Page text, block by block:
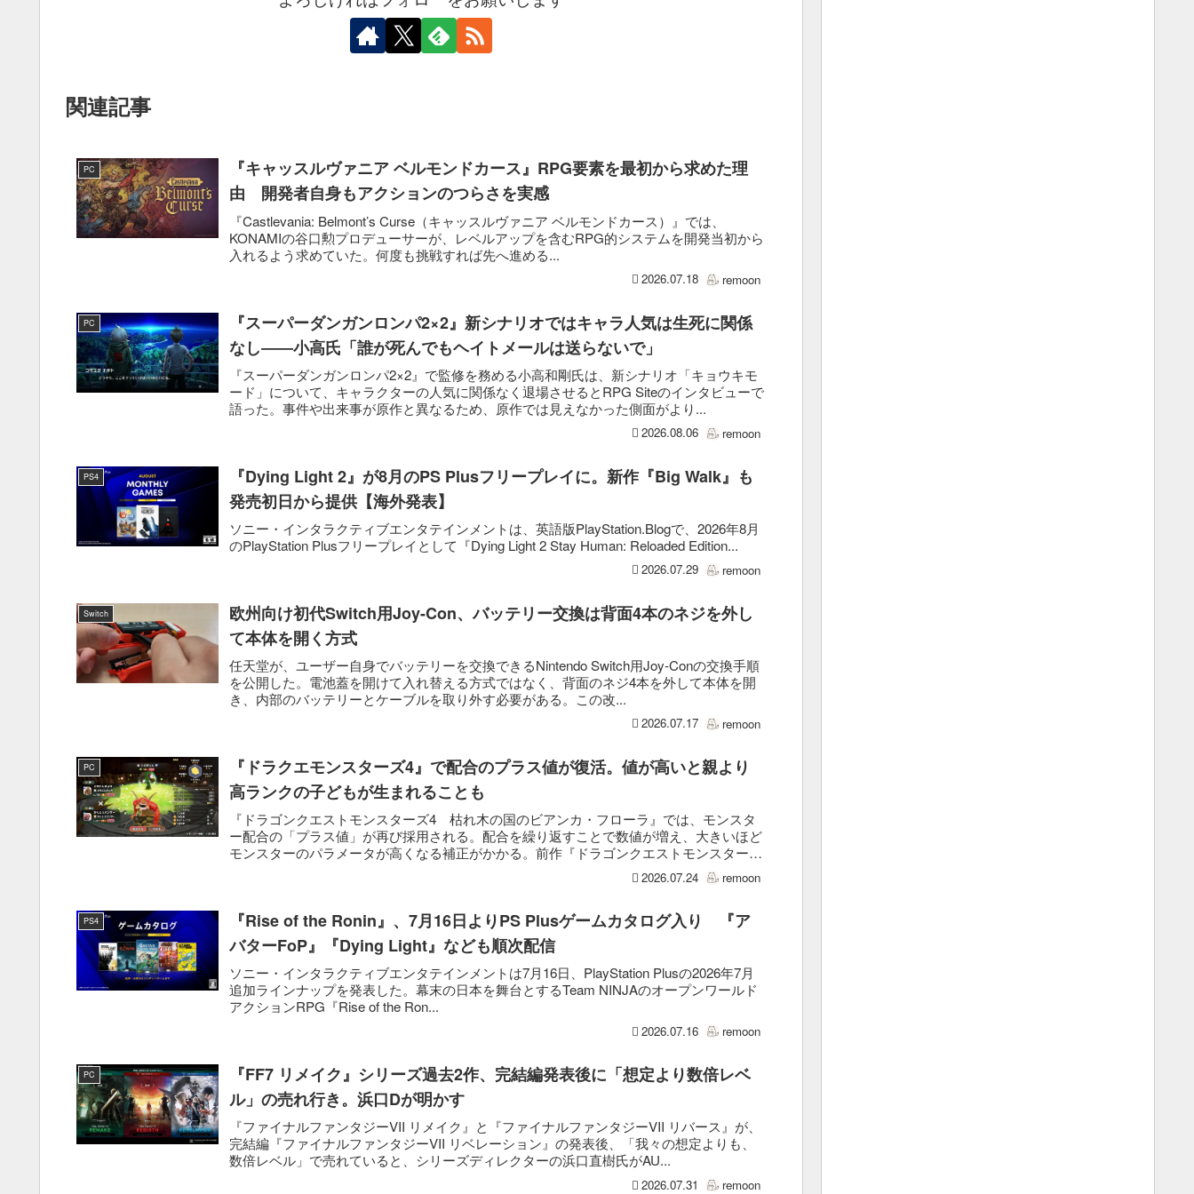
関連記事
PC
『キャッスルヴァニア ベルモンドカース』RPG要素を最初から求めた理
由 開発者自身もアクションのつらさを実感
『Castlevania: Belmont’s Curse（キャッスルヴァニア ベルモンドカース）』では、
KONAMIの谷口勲プロデューサーが、レベルアップを含むRPG的システムを開発当初から
入れるよう求めていた。何度も挑戦すれば先へ進める...
2026.07.18 remoon
PC
『スーパーダンガンロンパ2×2』新シナリオではキャラ人気は生死に関係
なし――小高氏「誰が死んでもヘイトメールは送らないで」
『スーパーダンガンロンパ2×2』で監修を務める小高和剛氏は、新シナリオ「キョウキモ
ード」について、キャラクターの人気に関係なく退場させるとRPG Siteのインタビューで
語った。事件や出来事が原作と異なるため、原作では見えなかった側面がより...
2026.08.06 remoon
PS4
『Dying Light 2』が8月のPS Plusフリープレイに。新作『Big Walk』も
発売初日から提供【海外発表】
ソニー・インタラクティブエンタテインメントは、英語版PlayStation.Blogで、2026年8月
のPlayStation Plusフリープレイとして『Dying Light 2 Stay Human: Reloaded Edition...
2026.07.29 remoon
Switch
欧州向け初代Switch用Joy-Con、バッテリー交換は背面4本のネジを外し
て本体を開く方式
任天堂が、ユーザー自身でバッテリーを交換できるNintendo Switch用Joy-Conの交換手順
を公開した。電池蓋を開けて入れ替える方式ではなく、背面のネジ4本を外して本体を開
き、内部のバッテリーとケーブルを取り外す必要がある。この改...
2026.07.17 remoon
PC
『ドラクエモンスターズ4』で配合のプラス値が復活。値が高いと親より
高ランクの子どもが生まれることも
『ドラゴンクエストモンスターズ4 枯れ木の国のビアンカ・フローラ』では、モンスタ
ー配合の「プラス値」が再び採用される。配合を繰り返すことで数値が増え、大きいほど
モンスターのパラメータが高くなる補正がかかる。前作『ドラゴンクエストモンスター
2026.07.24 remoon
PS4
『Rise of the Ronin』、7月16日よりPS Plusゲームカタログ入り 『ア
バターFoP』『Dying Light』なども順次配信
ソニー・インタラクティブエンタテインメントは7月16日、PlayStation Plusの2026年7月
追加ラインナップを発表した。幕末の日本を舞台とするTeam NINJAのオープンワールド
アクションRPG『Rise of the Ron...
2026.07.16 remoon
PC
『FF7 リメイク』シリーズ過去2作、完結編発表後に「想定より数倍レベ
ル」の売れ行き。浜口Dが明かす
『ファイナルファンタジーVII リメイク』と『ファイナルファンタジーVII リバース』が、
完結編『ファイナルファンタジーVII リベレーション』の発表後、「我々の想定よりも、
数倍レベル」で売れていると、シリーズディレクターの浜口直樹氏がAU...
2026.07.31 remoon